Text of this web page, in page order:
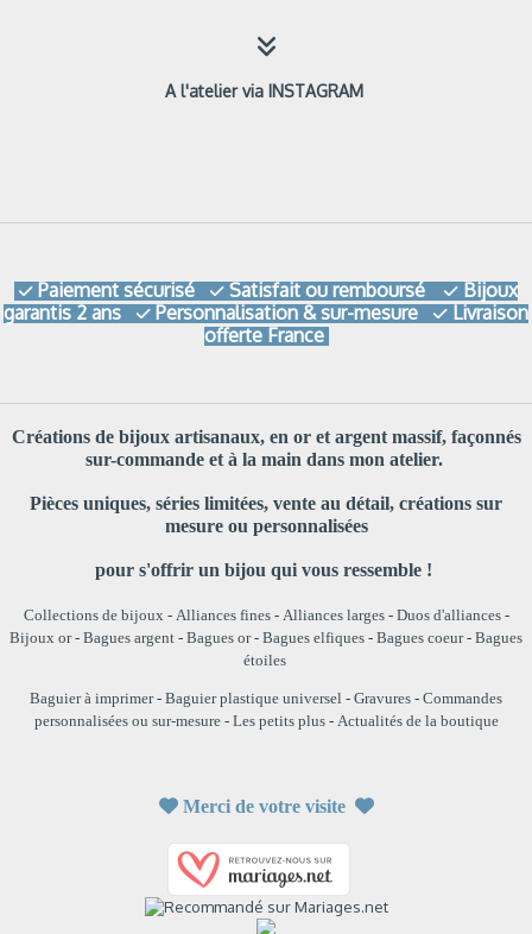

A l'atelier via INSTAGRAM
Paiement sécurisé Satisfait ou remboursé Bijoux
garantis 2 ans
Personnalisation & sur-mesure Livraison
offerte France
Créations de bijoux artisanaux, en or et argent massif, façonnés
sur-commande et à la main dans mon atelier.
Pièces uniques, séries limitées, vente au détail, créations sur
mesure ou personnalisées
pour s'offrir un bijou qui vous ressemble !
Collections de bijoux - Alliances fines- Alliances larges- Duos d'alliances-
Bijoux or- Bagues argent - Bagues or- Bagues elfiques - Bagues coeur- Bagues
étoiles
Baguier à imprimer- Baguier plastique universel - Gravures - Commandes
personnalisées ou sur-mesure- Les petits plus- Actualités de la boutique
Merci de votre visite 